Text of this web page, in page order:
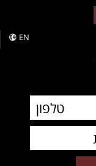
EN